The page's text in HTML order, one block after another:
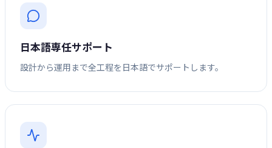
日本語専任サポート
設計から運用まで全工程を日本語でサポートします。